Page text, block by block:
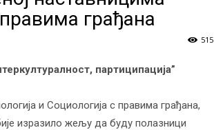
грађана
515
партиципација”
и Социологија с правима грађана,
изразило жељу да буду полазници